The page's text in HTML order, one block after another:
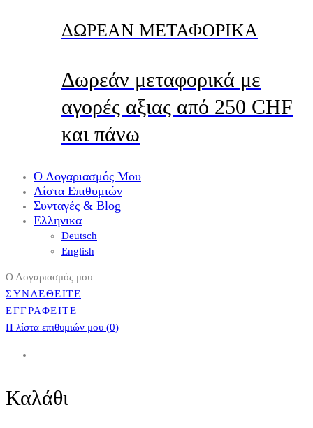
ΔΩΡΕΑΝ ΜΕΤΑΦΟΡΙΚΑ
Δωρεάν μεταφορικά με
αγορές αξιας από 250 CHF
και πάνω
Ο Λογαριασμός Μου
Λίστα Επιθυμιών
Συνταγές & Blog
Ελληνικα
Deutsch
English
Ο Λογαριασμός μου
ΣΥΝΔΕΘΕΙΤΕ
ΕΓΓΡΑΦΕΙΤΕ
Η λίστα επιθυμιών μου (0)
Καλάθι